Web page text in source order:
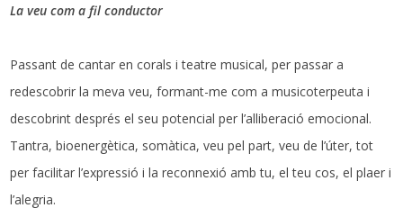
La veu com a fil conductor
Passant de cantar en corals i teatre musical, per passar a
redescobrir la meva veu, formant-me com a musicoterpeuta i
descobrint després el seu potencial per l’alliberació emocional.
Tantra, bioenergètica, somàtica, veu pel part, veu de l’úter, tot
per facilitar l’expressió i la reconnexió amb tu, el teu cos, el plaer i
l’alegria.